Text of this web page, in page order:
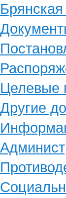
Целевые
Другие